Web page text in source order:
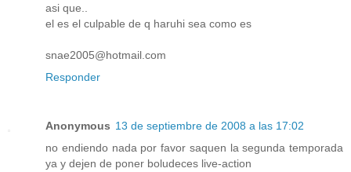
asi que..
el es el culpable de q haruhi sea como es
snae2005@hotmail.com
Responder
Anonymous 13 de septiembre de 2008 a las 17:02
no endiendo nada por favor saquen la segunda temporada
ya y dejen de poner boludeces live-action